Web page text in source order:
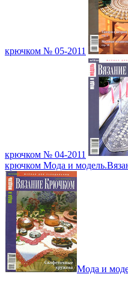
крючком № 05-2011
крючком № 04-2011
крючком Мода и
Мода и